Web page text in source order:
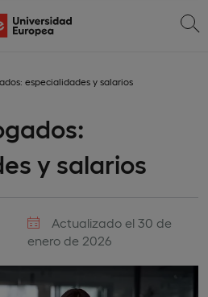
especialidades y salarios
y salarios
Actualizado el 30 de
enero de 2026